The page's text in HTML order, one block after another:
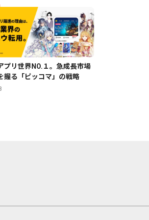
プリ世界NO.１。急成長市場
握る「ピッコマ」の戦略